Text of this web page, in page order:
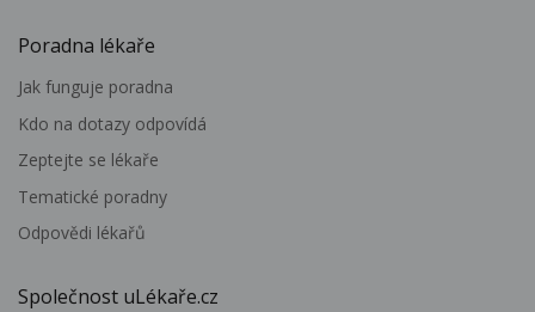
Poradna lékaře
Jak funguje poradna
Kdo na dotazy odpovídá
Zeptejte se lékaře
Tematické poradny
Odpovědi lékařů
Společnost uLékaře.cz